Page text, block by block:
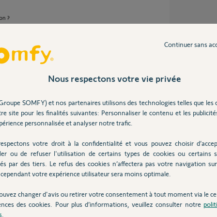
?
à environ 2m10
6 ans
par un Yellow pour confirmation (ou
de SAV.
Nous respectons votre vie privée
SOMFY) et nos partenaires utilisons des technologies telles que les
site pour les finalités suivantes: Personnaliser le contenu et les
personnalisée et analyser notre trafic.
votre droit à la confidentialité et vous pouvez choisir
ou de refuser l'utilisation de certains types de cookies ou certains
par des tiers. Le refus des cookies n’affectera pas votre navigation
votre expérience utilisateur sera moins optimale.
changer d'avis ou retirer votre consentement à tout moment via le
des cookies. Pour plus d’informations, veuillez consulter notre
Continuer sans